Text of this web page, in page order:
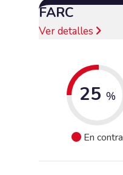
FARC
Ver detalles
25 %
En contra